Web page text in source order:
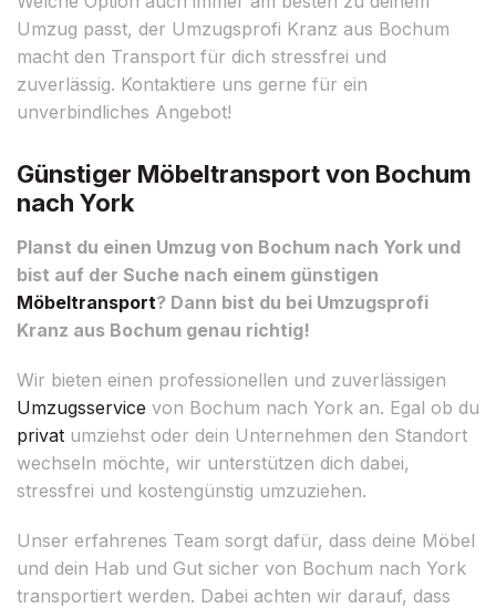
Umzug passt, der Umzugsprofi Kranz aus Bochum
macht den Transport für dich stressfrei und
zuverlässig. Kontaktiere uns gerne für ein
unverbindliches Angebot!
Günstiger Möbeltransport von Bochum
nach York
Planst du einen Umzug von Bochum nach York und
bist auf der Suche nach einem günstigen
Möbeltransport? Dann bist du bei Umzugsprofi
Kranz aus Bochum genau richtig!
Wir bieten einen professionellen und zuverlässigen
Umzugsservice von Bochum nach York an. Egal ob du
privat umziehst oder dein Unternehmen den Standort
wechseln möchte, wir unterstützen dich dabei,
stressfrei und kostengünstig umzuziehen.
Unser erfahrenes Team sorgt dafür, dass deine Möbel
und dein Hab und Gut sicher von Bochum nach York
transportiert werden. Dabei achten wir darauf, dass